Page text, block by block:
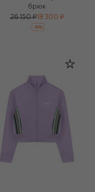
брюк
26 150 ₽18 300 ₽
-30%